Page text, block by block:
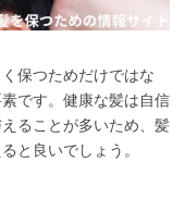
保つためだけではな
です。健康な髪は自信
ることが多いため、髪
と良いでしょう。